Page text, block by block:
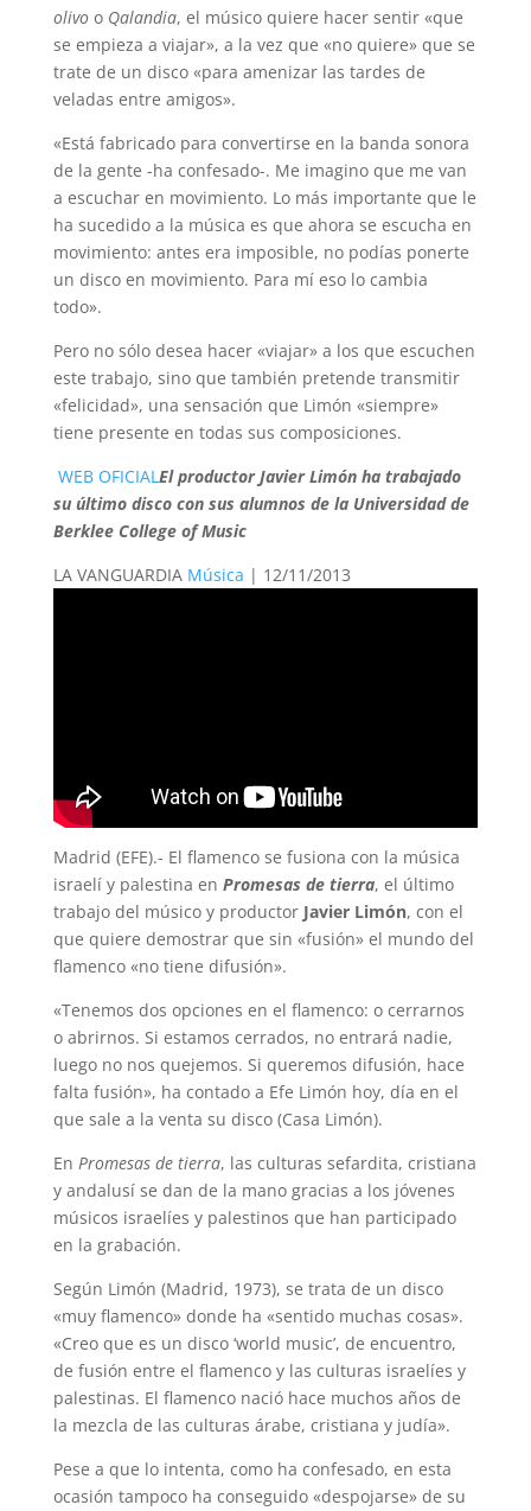
olivoo Qalandia, el músico quiere hacer sentir «que
se empieza a viajar», a la vez que «no quiere» que se
trate de un disco «para amenizar las tardes de
veladas entre amigos».
«Está fabricado para convertirse en la banda sonora
de la gente -ha confesado-. Me imagino que me van
a escuchar en movimiento. Lo más importante que le
ha sucedido a la música es que ahora se escucha en
movimiento: antes era imposible, no podías ponerte
un disco en movimiento. Para mí eso lo cambia
todo».
Pero no sólo desea hacer «viajar» a los que escuchen
este trabajo, sino que también pretende transmitir
«felicidad», una sensación que Limón «siempre»
tiene presente en todas sus composiciones.
WEB OFICIAL El productor Javier Limón ha trabajado
su último disco con sus alumnos de la Universidad de
Berklee College of Music
LA VANGUARDIA Música | 12/11/2013
Madrid (EFE).- El flamenco se fusiona con la música
israelí y palestina en Promesas de tierra, el último
trabajo del músico y productorJavier Limón, con el
que quiere demostrar que sin «fusión» el mundo del
flamenco «no tiene difusión».
«Tenemos dos opciones en el flamenco: o cerrarnos
o abrirnos. Si estamos cerrados, no entrará nadie,
luego no nos quejemos. Si queremos difusión, hace
falta fusión», ha contado a Efe Limón hoy, día en el
que sale a la venta su disco (Casa Limón).
En Promesas de tierra, las culturas sefardita, cristiana
y andalusí se dan de la mano gracias a los jóvenes
músicos israelíes y palestinos que han participado
en la grabación.
Según Limón (Madrid, 1973), se trata de un disco
«muy flamenco» donde ha «sentido muchas cosas».
«Creo que es un disco ‘world music’, de encuentro,
de fusión entre el flamenco y las culturas israelíes y
palestinas. El flamenco nació hace muchos años de
la mezcla de las culturas árabe, cristiana y judía».
Pese a que lo intenta, como ha confesado, en esta
ocasión tampoco ha conseguido «despojarse» de su